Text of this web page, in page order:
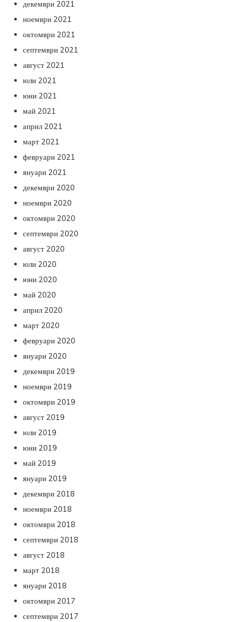
декември 2021
ноември 2021
октомври 2021
септември 2021
август 2021
юли 2021
юни 2021
май 2021
април 2021
март 2021
февруари 2021
януари 2021
декември 2020
ноември 2020
октомври 2020
септември 2020
август 2020
юли 2020
юни 2020
май 2020
април 2020
март 2020
февруари 2020
януари 2020
декември 2019
ноември 2019
октомври 2019
август 2019
юли 2019
юни 2019
май 2019
януари 2019
декември 2018
ноември 2018
октомври 2018
септември 2018
август 2018
март 2018
януари 2018
октомври 2017
септември 2017